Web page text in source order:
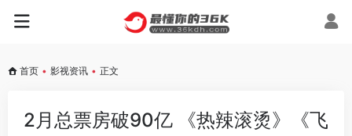
首页 • 影视资讯 • 正文
2月总票房破90亿 《热辣滚烫》《飞